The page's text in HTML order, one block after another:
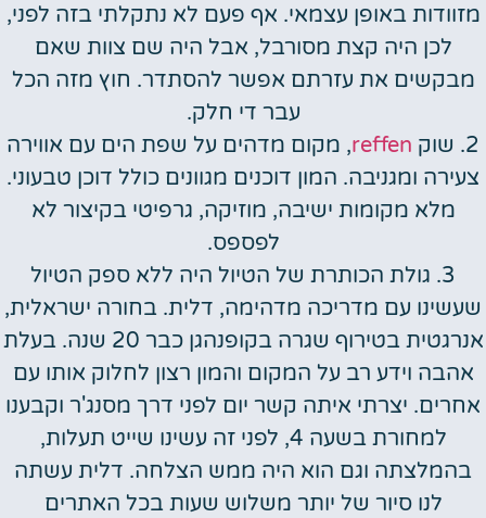
מזוודות באופן עצמאי. אף פעם לא נתקלתי בזה לפני,
לכן היה קצת מסורבל, אבל היה שם צוות שאם
מבקשים את עזרתם אפשר להסתדר. חוץ מזה הכל
עבר די חלק.
2. שוק
reffen, מקום מדהים על שפת הים עם אווירה
צעירה ומגניבה. המון דוכנים מגוונים כולל דוכן טבעוני.
מלא מקומות ישיבה, מוזיקה, גרפיטי בקיצור לא
לפספס.
3. גולת הכותרת של הטיול היה ללא ספק הטיול
שעשינו עם מדריכה מדהימה, דלית. בחורה ישראלית,
אנרגטית בטירוף שגרה בקופנהגן כבר 20 שנה. בעלת
אהבה וידע רב על המקום והמון רצון לחלוק אותו עם
אחרים. יצרתי איתה קשר יום לפני דרך מסנג'ר וקבענו
למחורת בשעה 4, לפני זה עשינו שייט תעלות,
בהמלצתה וגם הוא היה ממש הצלחה. דלית עשתה
לנו סיור של יותר משלוש שעות בכל האתרים